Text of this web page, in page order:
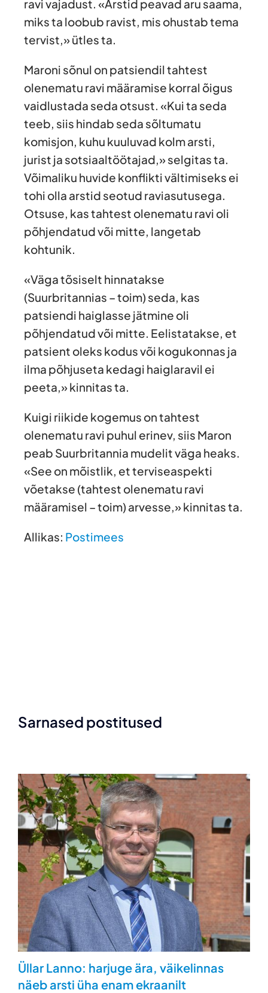
ravi vajadust. «Arstid peavad aru saama,
miks ta loobub ravist, mis ohustab tema
tervist,» ütles ta.
Maroni sõnul on patsiendil tahtest
olenematu ravi määramise korral õigus
vaidlustada seda otsust. «Kui ta seda
teeb, siis hindab seda sõltumatu
komisjon, kuhu kuuluvad kolm arsti,
jurist ja sotsiaaltöötajad,» selgitas ta.
Võimaliku huvide konflikti vältimiseks ei
tohi olla arstid seotud raviasutusega.
Otsuse, kas tahtest olenematu ravi oli
põhjendatud või mitte, langetab
kohtunik.
«Väga tõsiselt hinnatakse
(Suurbritannias – toim) seda, kas
patsiendi haiglasse jätmine oli
põhjendatud või mitte. Eelistatakse, et
patsient oleks kodus või kogukonnas ja
ilma põhjuseta kedagi haiglaravil ei
peeta,» kinnitas ta.
Kuigi riikide kogemus on tahtest
olenematu ravi puhul erinev, siis Maron
peab Suurbritannia mudelit väga heaks.
«See on mõistlik, et terviseaspekti
võetakse (tahtest olenematu ravi
määramisel – toim) arvesse,» kinnitas ta.
Allikas: Postimees
Sarnased postitused
Üllar Lanno: harjuge ära, väikelinnas
näeb arsti üha enam ekraanilt